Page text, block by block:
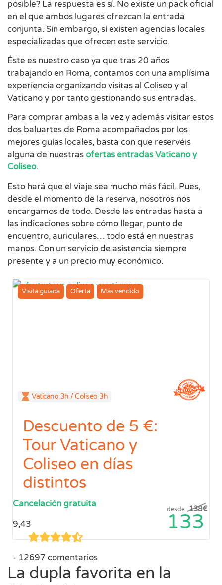
posible? La respuesta es sí. No existe un pack oficial
en el que ambos lugares ofrezcan la entrada
conjunta. Sin embargo, sí existen agencias locales
especializadas que ofrecen este servicio.
Éste es nuestro caso ya que tras 20 años
trabajando en Roma, contamos con una amplísima
experiencia organizando visitas al Coliseo y al
Vaticano y por tanto gestionando sus entradas.
Para comprar ambas a la vez y además visitar estos
dos baluartes de Roma acompañados por los
mejores guías locales, basta con que reservéis
alguna de nuestrasofertas entradas Vaticano y
Coliseo.
Esto hará que el viaje sea mucho más fácil. Pues,
desde el momento de la reserva, nosotros nos
encargamos de todo. Desde las entradas hasta a
las indicaciones sobre cómo llegar, punto de
encuentro, auriculares… todo está en nuestras
manos. Con un servicio de asistencia siempre
presente y a un precio muy económico.
Visita guiada Oferta Más vendido
Vaticano 3h / Coliseo 3h
Descuento de 5 €:
Tour Vaticano y
Coliseo en días
distintos
9,43
12697 comentarios
desde 138€
133
Cancelación gratuita
La dupla favorita en la